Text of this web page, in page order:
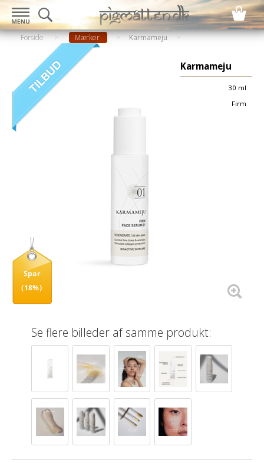
Forside > Mærker > Karmameju
Karmameju
30 ml
Firm
Spar
(18%)
Se flere billeder af samme produkt: